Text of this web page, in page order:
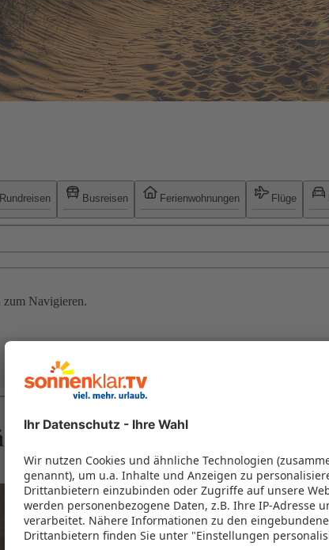
Rundreisen Busreisen Ferienwohnungen Flüge
zum Navigieren.